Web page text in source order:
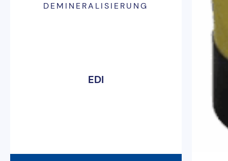
DEMINERALISIERUNG
EDI